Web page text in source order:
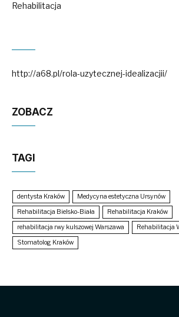
Rehabilitacja
http://a68.pl/rola-uzytecznej-idealizacjii/
ZOBACZ
TAGI
dentysta Kraków
Medycyna estetyczna Ursynów
Rehabilitacja Bielsko-Biała
Rehabilitacja Kraków
rehabilitacja rwy kulszowej Warszawa
Rehabilitacja
Stomatolog Kraków